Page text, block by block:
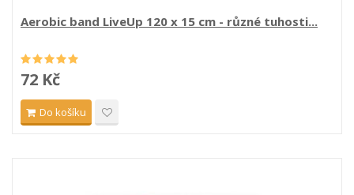
Aerobic band LiveUp 120 x 15 cm - různé tuhosti...
72 Kč
Do košíku